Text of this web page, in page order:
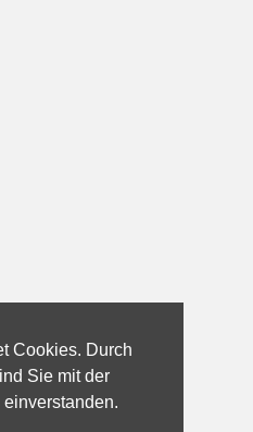
Cookies. Durch
Sie mit der